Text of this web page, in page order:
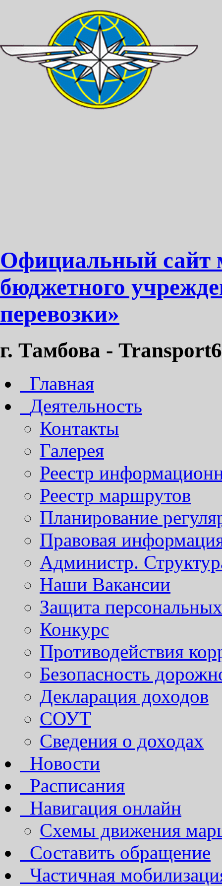
Официальный сайт
бюджетного
перевозки»
г. Тамбова -
Главная
Деятельность
Контакты
Галерея
Реестр
Реестр маршрутов
Планирование
Правовая
Администр.
Наши Вакансии
Защита
Конкурс
Противодействия
Безопасность
Декларация доходов
СОУТ
Сведения о доходах
Новости
Расписания
Навигация онлайн
Схемы движения
Составить обращение
Частичная